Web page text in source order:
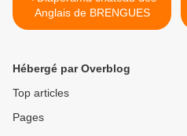
Anglais de BRENGUES
Hébergé par Overblog
Top articles
Pages